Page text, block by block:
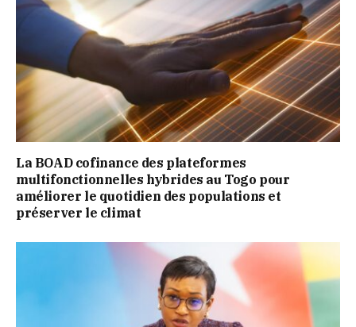
La BOAD cofinance des plateformes
multifonctionnelles hybrides au Togo pour
améliorer le quotidien des populations et
préserver le climat